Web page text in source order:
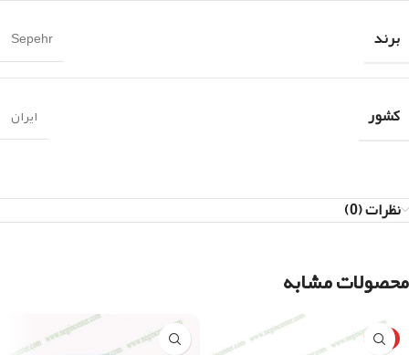
برند Sepehr
کشور ایران
نظرات (0)
محصولات مشابه
ویژه